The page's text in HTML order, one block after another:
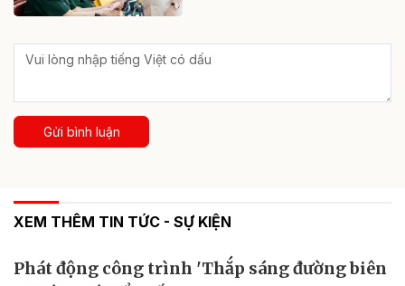
Gửi bình luận
XEM THÊM TIN TỨC - SỰ KIỆN
Phát động công trình 'Thắp sáng đường biên